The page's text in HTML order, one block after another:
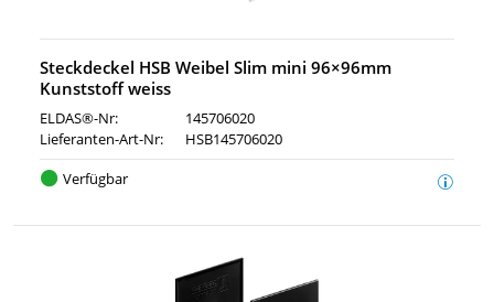
Steckdeckel HSB Weibel Slim mini 96×96mm
Kunststoff weiss
ELDAS®-Nr:
145706020
Lieferanten-Art-Nr:
HSB145706020
Verfügbar